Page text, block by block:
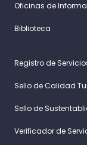
Oficinas de
Biblioteca
Registro de
Sello de Calidad
Sello de
Verificador de